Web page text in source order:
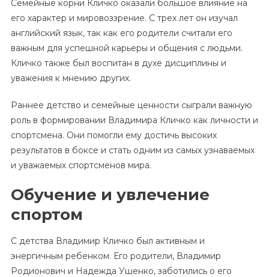
Семейные корни Кличко оказали большое влияние на
его характер и мировоззрение. С трех лет он изучал
английский язык, так как его родители считали его
важным для успешной карьеры и общения с людьми.
Кличко также был воспитан в духе дисциплины и
уважения к мнению других.
Раннее детство и семейные ценности сыграли важную
роль в формировании Владимира Кличко как личности и
спортсмена. Они помогли ему достичь высоких
результатов в боксе и стать одним из самых узнаваемых
и уважаемых спортсменов мира.
Обучение и увлечение
спортом
С детства Владимир Кличко был активным и
энергичным ребенком. Его родители, Владимир
Родионович и Надежда Ушенко, заботились о его